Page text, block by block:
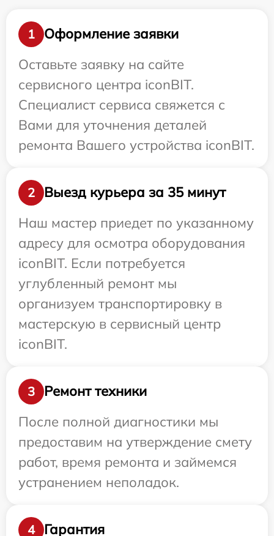
1
Оформление заявки
Оставьте заявку на сайте
сервисного центра iconBIT.
Специалист сервиса свяжется с
Вами для уточнения деталей
ремонта Вашего устройства iconBIT.
2
Выезд курьера за 35 минут
Наш мастер приедет по указанному
адресу для осмотра оборудования
iconBIT. Если потребуется
углубленный ремонт мы
организуем транспортировку в
мастерскую в сервисный центр
iconBIT.
3
Ремонт техники
После полной диагностики мы
предоставим на утверждение смету
работ, время ремонта и займемся
устранением неполадок.
4 Гарантия